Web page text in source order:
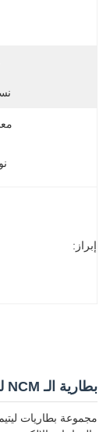
إبراز:
بطارية الـ NCM للدراجة ذاتية التوازن
مجموعة بطاريات